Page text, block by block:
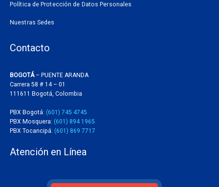
Política de Protección de Datos Personales
Nuestras Sedes
Contacto
BOGOTÁ– PUENTE ARANDA
Carrera 58 # 14 – 01
111611 Bogotá, Colombia
PBX Bogotá: (601) 745 4745
PBX Mosquera: (601) 894 1965
PBX Tocancipá: (601) 869 7717
Atención en Línea